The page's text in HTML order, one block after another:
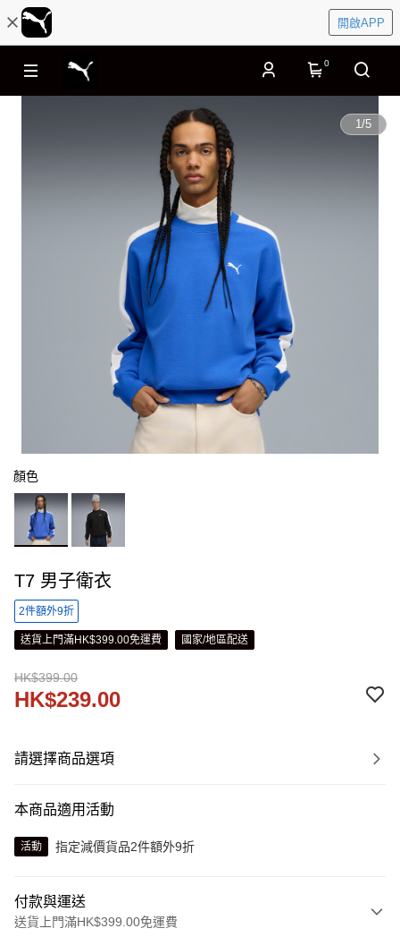
開啟APP
0
1/5
顏色
T7 男子衛衣
2件額外9折
送貨上門滿HK$399.00免運費 國家/地區配送
HK$399.00
HK$239.00
請選擇商品選項
本商品適用活動
活動 指定減價貨品2件額外9折
付款與運送
送貨上門滿HK$399.00免運費